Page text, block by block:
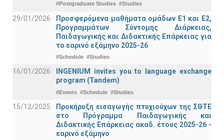
#Postgraduate Studies #Studies
29/01/2026
Προσφερόμενα μαθήματα ομάδων Ε1 και Ε2,
Προγραμμάτων Σύντομης Διάρκειας,
Παιδαγωγικής και Διδακτικής Επάρκειας για
το εαρινό εξάμηνο 2025-26
#Schedule #Studies
16/01/2026
INGENIUM invites you to language exchange
program (Tandem)
#Events #Schedule #Studies
15/12/2025
Προκήρυξη εισαγωγής πτυχιούχων της ΣΘΤΕ
στο Πρόγραμμα Παιδαγωγικής και
Διδακτικής Επάρκειας ακαδ. έτους 2025-26 -
εαρινό εξάμηνο